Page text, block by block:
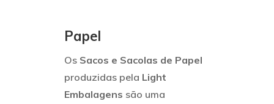
Papel
Os Sacos e Sacolas de Papel
produzidas pela Light
Embalagens são uma